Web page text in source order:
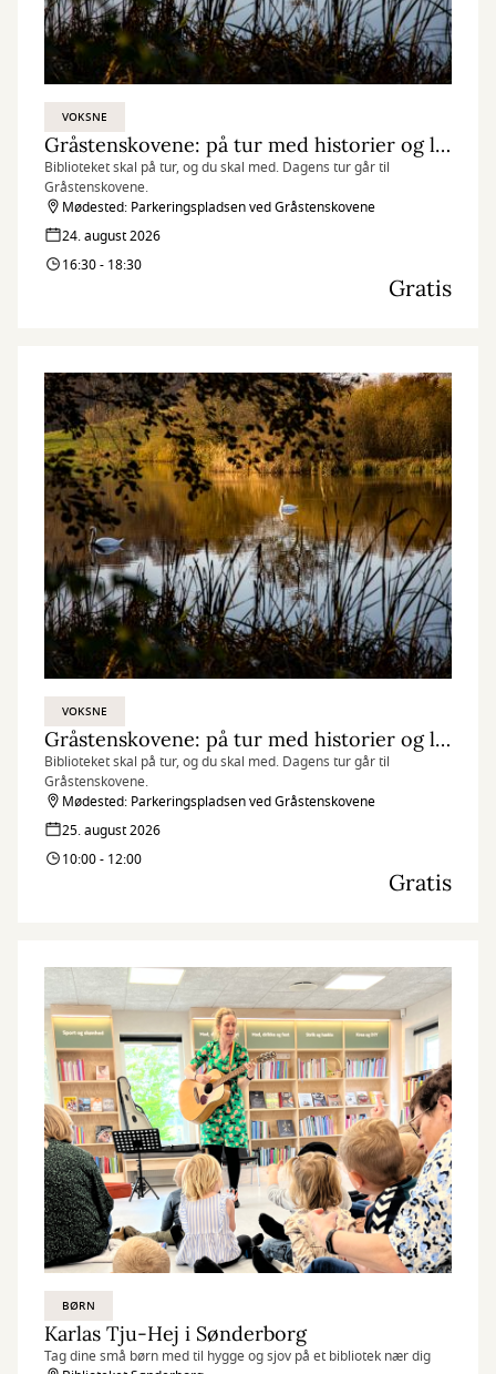
VOKSNE
Gråstenskovene: på tur med historier og litteratur i rygsækken
Biblioteket skal på tur, og du skal med. Dagens tur går til
Gråstenskovene.
Mødested: Parkeringspladsen ved Gråstenskovene
24. august 2026
16:30 - 18:30
Gratis
VOKSNE
Gråstenskovene: på tur med historier og litteratur i rygsækken
Biblioteket skal på tur, og du skal med. Dagens tur går til
Gråstenskovene.
Mødested: Parkeringspladsen ved Gråstenskovene
25. august 2026
10:00 - 12:00
Gratis
BØRN
Karlas Tju-Hej i Sønderborg
Tag dine små børn med til hygge og sjov på et bibliotek nær dig